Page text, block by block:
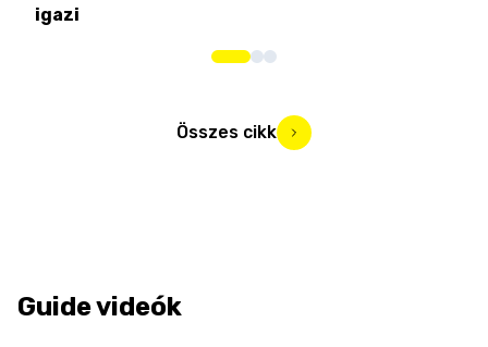
igazi
Összes cikk
Guide videók